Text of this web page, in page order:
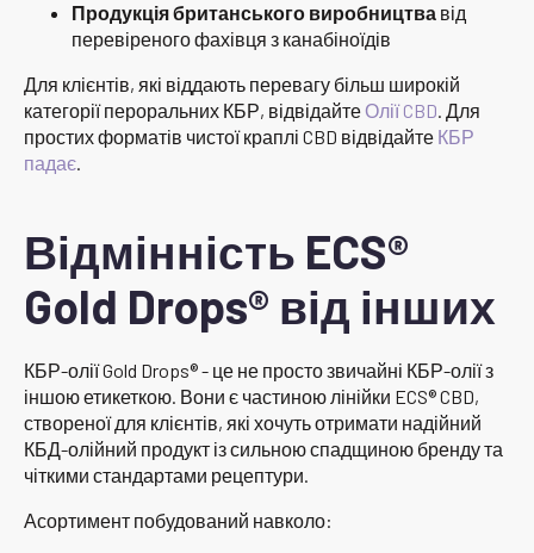
Продукція британського виробництва від
перевіреного фахівця з канабіноїдів
Для клієнтів, які віддають перевагу більш широкій
категорії пероральних КБР, відвідайтеОлії CBD. Для
простих форматів чистої краплі CBD відвідайте КБР
падає.
Відмінність ECS®
Gold Drops® від інших
КБР-олії Gold Drops® - це не просто звичайні КБР-олії з
іншою етикеткою. Вони є частиною лінійки ECS® CBD,
створеної для клієнтів, які хочуть отримати надійний
КБД-олійний продукт із сильною спадщиною бренду та
чіткими стандартами рецептури.
Асортимент побудований навколо: